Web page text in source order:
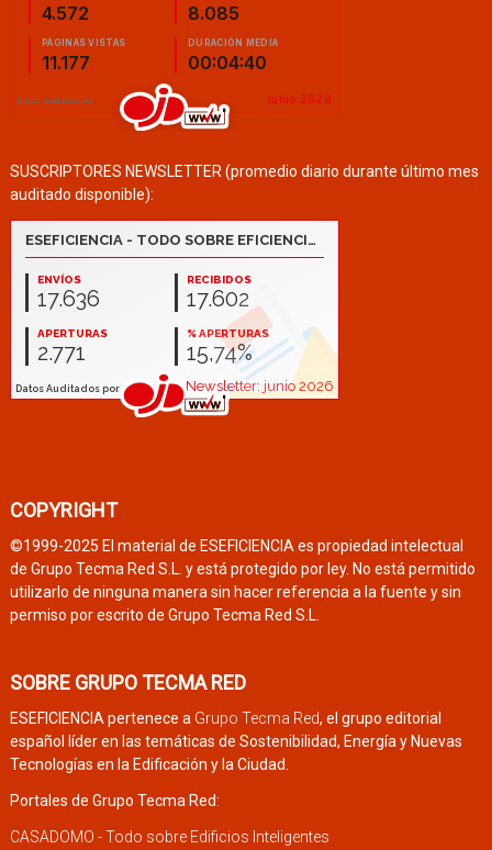
SUSCRIPTORES NEWSLETTER (promedio diario durante último mes
auditado disponible):
COPYRIGHT
©1999-2025 El material de ESEFICIENCIA es propiedad intelectual
de Grupo Tecma Red S.L. y está protegido por ley. No está permitido
utilizarlo de ninguna manera sin hacer referencia a la fuente y sin
permiso por escrito de Grupo Tecma Red S.L.
SOBRE GRUPO TECMA RED
ESEFICIENCIA pertenece a Grupo Tecma Red, el grupo editorial
español líder en las temáticas de Sostenibilidad, Energía y Nuevas
Tecnologías en la Edificación y la Ciudad.
Portales de Grupo Tecma Red:
CASADOMO - Todo sobre Edificios Inteligentes